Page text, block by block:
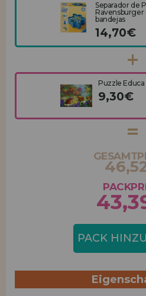
Separador de
Ravensburger
bandejas
14,70€
Puzzle Educa
9,30€
PACK